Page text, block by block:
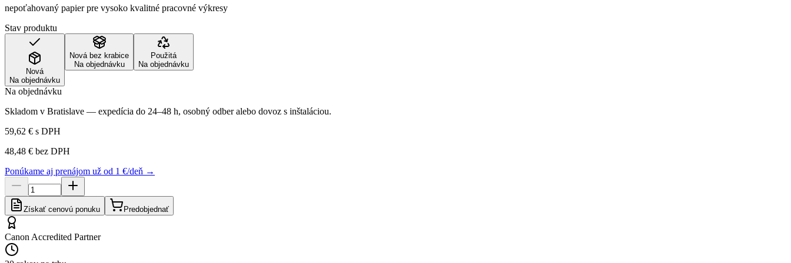
nepoťahovaný papier pre vysoko kvalitné pracovné výkresy
Stav produktu
Nová
Na objednávku
Nová bez krabice
Na objednávku
Použitá
Na objednávku
Na objednávku
Skladom v Bratislave — expedícia do 24–48 h, osobný odber alebo dovoz s inštaláciou.
59,62 € s DPH
48,48 € bez DPH
Ponúkame aj prenájom už od 1 €/deň →
Získať cenovú ponuku Predobjednať
Canon Accredited Partner